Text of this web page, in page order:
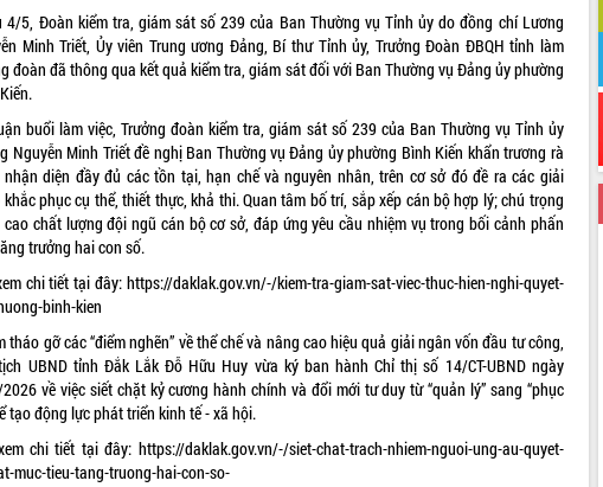
4/5, Đoàn kiểm tra, giám sát số 239 của Ban Thường vụ Tỉnh ủy do đồng chí Lương
Minh Triết, Ủy viên Trung ương Đảng, Bí thư Tỉnh ủy, Trưởng Đoàn ĐBQH tỉnh làm
đoàn đã thông qua kết quả kiểm tra, giám sát đối với Ban Thường vụ Đảng ủy phường
buổi làm việc, Trưởng đoàn kiểm tra, giám sát số 239 của Ban Thường vụ Tỉnh ủy
Nguyễn Minh Triết đề nghị Ban Thường vụ Đảng ủy phường Bình Kiến khẩn trương rà
nhận diện đầy đủ các tồn tại, hạn chế và nguyên nhân, trên cơ sở đó đề ra các giải
phục cụ thể, thiết thực, khả thi. Quan tâm bố trí, sắp xếp cán bộ hợp lý; chú trọng
cao chất lượng đội ngũ cán bộ cơ sở, đáp ứng yêu cầu nhiệm vụ trong bối cảnh phấn
trưởng hai con số.
chi tiết tại đây: https://daklak.gov.vn/-/kiem-tra-giam-sat-viec-thuc-hien-nghi-quyet-
binh-kien
tháo gỡ các “điểm nghẽn” về thể chế và nâng cao hiệu quả giải ngân vốn đầu tư công,
UBND tỉnh Đắk Lắk Đỗ Hữu Huy vừa ký ban hành Chỉ thị số 14/CT-UBND ngày
về việc siết chặt kỷ cương hành chính và đổi mới tư duy từ “quản lý” sang “phục
tạo động lực phát triển kinh tế - xã hội.
chi tiết tại đây: https://daklak.gov.vn/-/siet-chat-trach-nhiem-nguoi-ung-au-quyet-
muc-tieu-tang-truong-hai-con-so-